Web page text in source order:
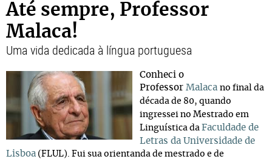
Até sempre, Professor
Malaca!
Uma vida dedicada à língua portuguesa
Conheci o
Professor Malaca no final da
década de 80, quando
ingressei no Mestrado em
Linguística da Faculdade de
Letras da Universidade de
Lisboa (FLUL). Fui sua orientanda de mestrado e de